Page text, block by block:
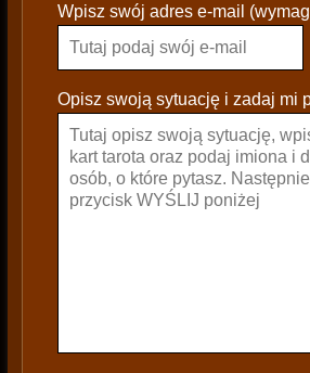
s
e
a
e
Wpisz swój adres e-mail
Opisz swoją sytuację i zadaj mi